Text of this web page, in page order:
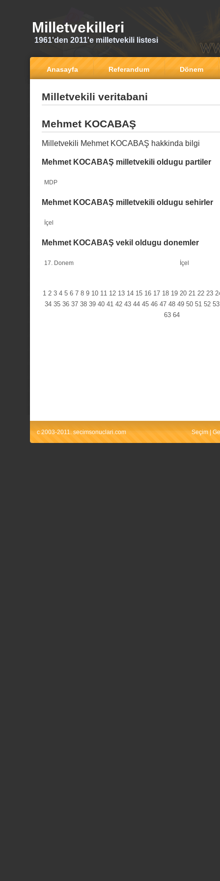
Milletvekilleri
1961'den 2011'e milletvekili listesi
Anasayfa Referandum Dönem
Milletvekili veritabani
Mehmet KOCABAŞ
Milletvekili Mehmet KOCABAŞ hakkinda bilgi
Mehmet KOCABAŞ milletvekili oldugu partiler
MDP
Mehmet KOCABAŞ milletvekili oldugu sehirler
İçel
Mehmet KOCABAŞ vekil oldugu donemler
17. Donem İçel
1 2 3 4 5 6 7 8 9 10 11 12 13 14 15 16 17 18 19 20 21 22 23
34 35 36 37 38 39 40 41 42 43 44 45 46 47 48 49 50 51 52 53
63 64
c 2003-2011. secimsonuclari.com Seçim